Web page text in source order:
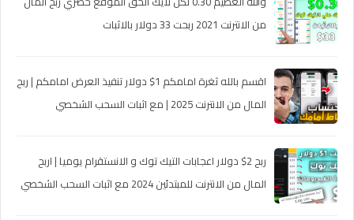
من الانترنت 2021 ربحت 33 دولار بالاثبات
اقسم بالله ثغرة امامكم 1$ دولار تنفيذ العرض امامكم | ربح
المال من الانترنت 2025 | مع اثبات السحب الشخصي
ربح 2$ دولار اعجابات التيك توك و الانستقرام يوميا | اربح
المال من الانترنت للمبتدئين 2024 مع اثبات السحب الشخصي